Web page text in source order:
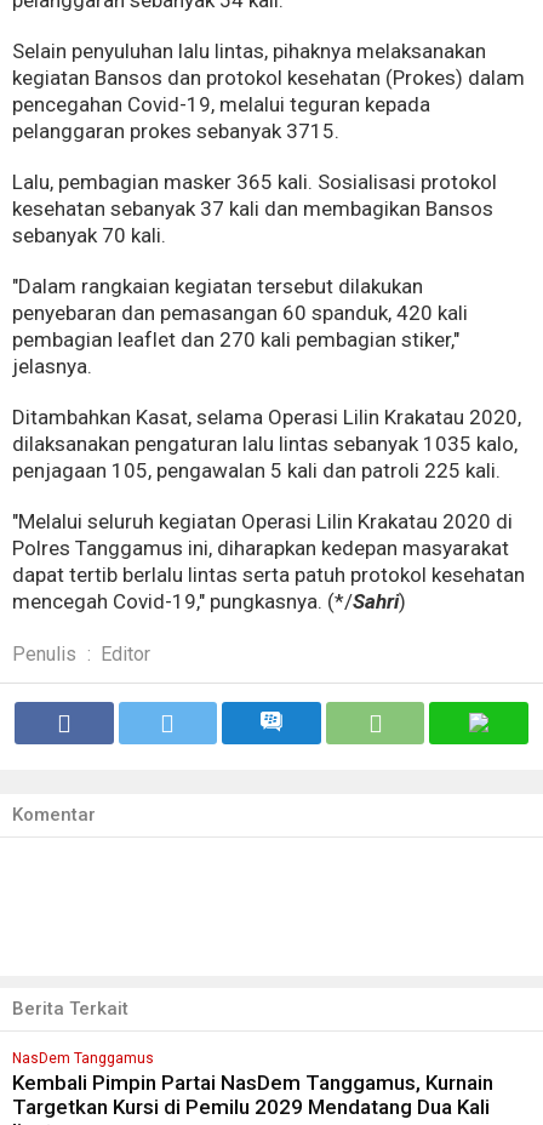
Selain penyuluhan lalu lintas, pihaknya melaksanakan
kegiatan Bansos dan protokol kesehatan (Prokes) dalam
pencegahan Covid-19, melalui teguran kepada
pelanggaran prokes sebanyak 3715.
Lalu, pembagian masker 365 kali. Sosialisasi protokol
kesehatan sebanyak 37 kali dan membagikan Bansos
sebanyak 70 kali.
"Dalam rangkaian kegiatan tersebut dilakukan
penyebaran dan pemasangan 60 spanduk, 420 kali
pembagian leaflet dan 270 kali pembagian stiker,"
jelasnya.
Ditambahkan Kasat, selama Operasi Lilin Krakatau 2020,
dilaksanakan pengaturan lalu lintas sebanyak 1035 kalo,
penjagaan 105, pengawalan 5 kali dan patroli 225 kali.
"Melalui seluruh kegiatan Operasi Lilin Krakatau 2020 di
Polres Tanggamus ini, diharapkan kedepan masyarakat
dapat tertib berlalu lintas serta patuh protokol kesehatan
mencegah Covid-19," pungkasnya. (*/Sahri)
Penulis : Editor
Komentar
Berita Terkait
NasDem Tanggamus
Kembali Pimpin Partai NasDem Tanggamus, Kurnain
Targetkan Kursi di Pemilu 2029 Mendatang Dua Kali